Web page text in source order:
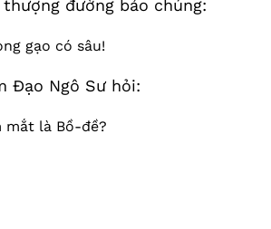
đường bảo chúng:
gạo có sâu!
Đạo Ngô Sư hỏi:
mắt là Bồ-đề?